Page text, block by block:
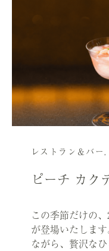
レストラン＆バー
ピーチ カク
この季節だけの
が登場いたしま
ながら、贅沢な